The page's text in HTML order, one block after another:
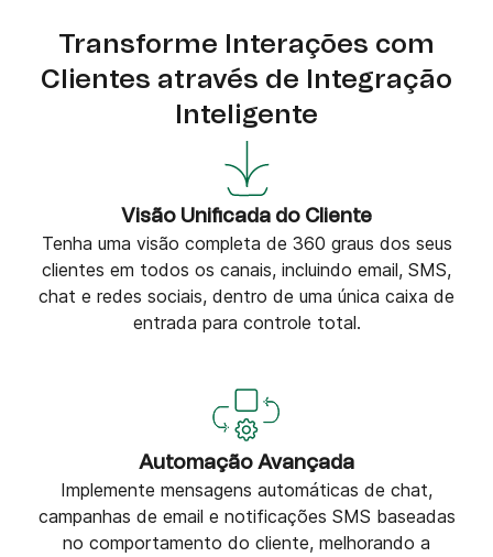
Transforme Interações com
Clientes através de Integração
Inteligente
Visão Unificada do Cliente
Tenha uma visão completa de 360 graus dos seus
clientes em todos os canais, incluindo email, SMS,
chat e redes sociais, dentro de uma única caixa de
entrada para controle total.
Automação Avançada
Implemente mensagens automáticas de chat,
campanhas de email e notificações SMS baseadas
no comportamento do cliente, melhorando a